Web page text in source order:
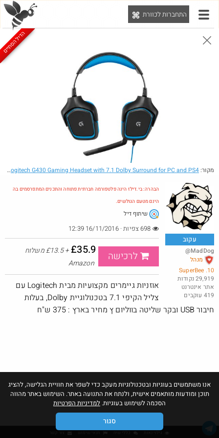
התחברות לכוורת
הבהרה: בי.דילז הינה פלטפורמה חברתית פתוחה והתכנים המתפרסמים בה הינם מטעם הגולשים.
הדילים החמים
עדכונים מהרשת חדש בכוורת
סט 6 מנורות נטענות
$40.0
@MosheTal
4· 1· 243
אנו משתמשים בעוגיות ובטכנולוגיות מעקב כדי לשפר את חוויית הגלישה, להציג
תוכן ומודעות מותאמים אישית, ולנתח את התנועה באתר. השימוש באתר מהווה
הסכמה לשימוש בעוגיות. למדיניות הפרטיות
סגור
הדיל הסתיים
מקור: - Logitech G430 Gaming Headset with 7.1 Dolby Surround for PC and PS4
עקוב
@MadDog
מנהל
10. SuperBee
29,919 נקודות
אתר אינטרנט
419 עוקבים
הבהרה: בי.דילז הינה פלטפורמה חברתית פתוחה והתכנים המתפרסמים בה
הינם מטעם הגולשים.
שיתוף דיל
לרכישה £35.9 + £13.5 משלוח
Amazon
אוזניות גיימרים מקצועיות מבית Logitech עם
צליל הקיפי 7.1 בטכנולוגיית Dolby, בעלות
חיבור USB ובקר שליטה בווליום ץ מחיר בארץ : 375 ש"ח